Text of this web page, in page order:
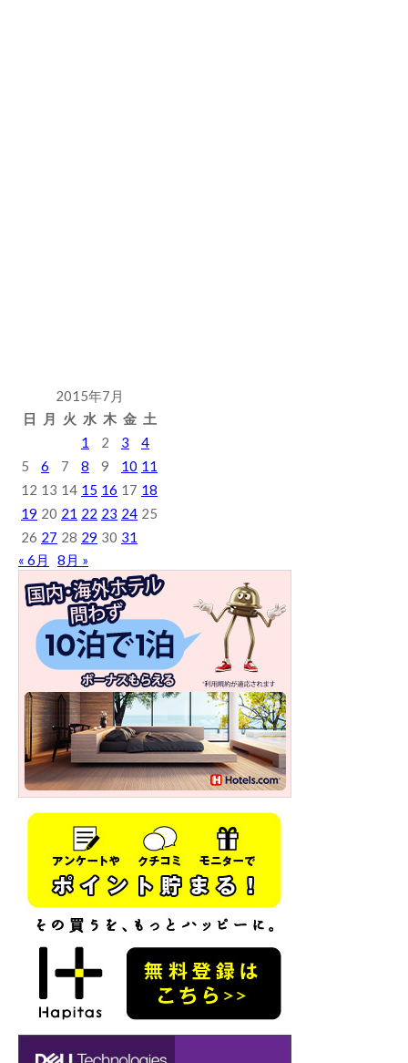
2015年7月
日
月 火 水 木 金 土
1
2 3
4
5
6 7 8 9 10 11
12 13 14 15 16 17 18
19 20 21 22 23 24 25
26 27 28 29 30 31
« 6月
8月 »